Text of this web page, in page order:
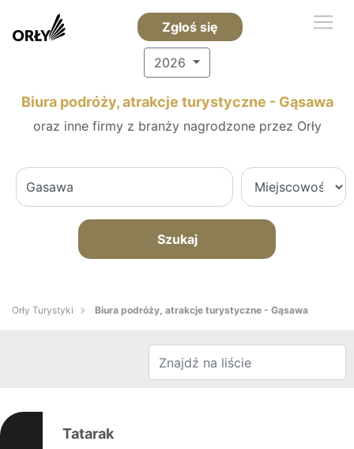
Zgłoś się
2026
Biura podróży, atrakcje turystyczne - Gąsawa
oraz inne firmy z branży nagrodzone przez Orły
Szukaj
Orły Turystyki Biura podróży, atrakcje turystyczne - Gąsawa
Tatarak